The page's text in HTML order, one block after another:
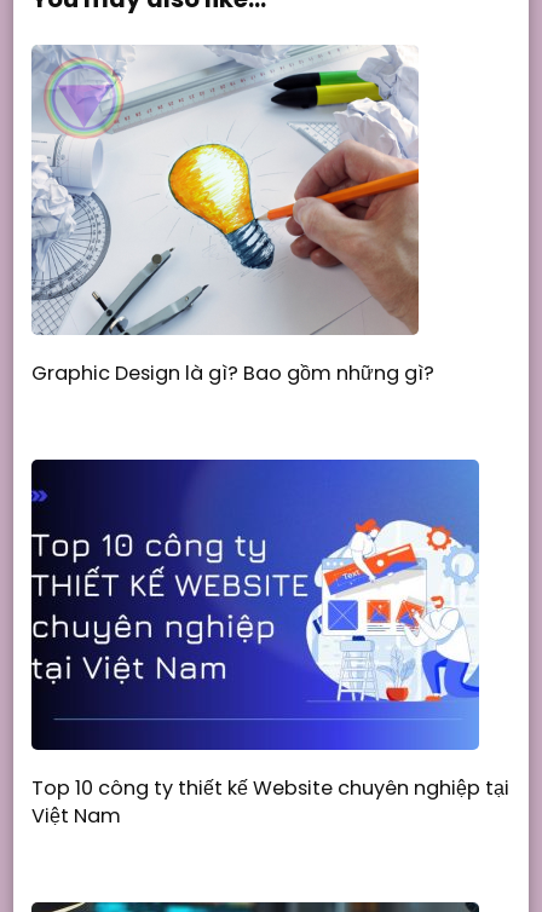
Graphic Design là gì? Bao gồm những gì?
Top 10 công ty thiết kế Website chuyên nghiệp tại
Việt Nam